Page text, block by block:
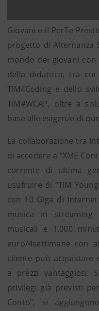
Giovani e il PerTe
progetto di Alternanza
mondo dei giovani
della didattica, tra cui
TIM4Coding e dello
TIM#WCAP, oltre a
base alle esigenze di
La collaborazione tra
di accedere a “XME
corrente di ultima
usufruire di “TIM
con 10 Giga di
musica in streaming
musicali e 1.000
euro/4settimane con
cliente può acquistare
a prezzi vantaggiosi.
privilegi già previsti
Conto”, si